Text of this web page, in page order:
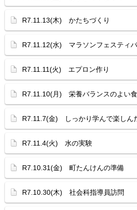
R7.11.13(木) かたちづくり
R7.11.12(水) マラソンフェスティ
R7.11.11(火) エプロン作り
R7.11.10(月) 栄養バランスのよい
R7.11.7(金) しっかり学んで楽しん
R7.11.4(火) 水の実験
R7.10.31(金) 町たんけんの準備
R7.10.30(木) 社会科指導員訪問